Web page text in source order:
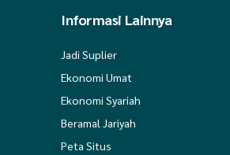
Informasi Lainnya
Jadi Suplier
Ekonomi Umat
Ekonomi Syariah
Beramal Jariyah
Peta Situs